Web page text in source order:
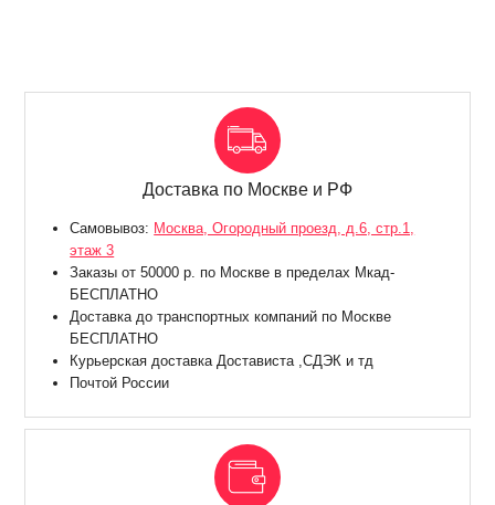
Доставка по Москве и РФ
Самовывоз: Москва, Огородный проезд, д.6, стр.1,
этаж 3
Заказы от 50000 р. по Москве в пределах Мкад-
БЕСПЛАТНО
Доставка до транспортных компаний по Москве
БЕСПЛАТНО
Курьерская доставка Достависта ,СДЭК и тд
Почтой России